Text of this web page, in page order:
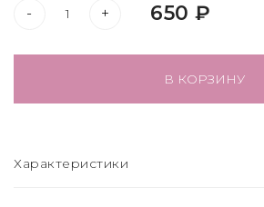
- + 650 ₽
В КОРЗИНУ
Характеристики